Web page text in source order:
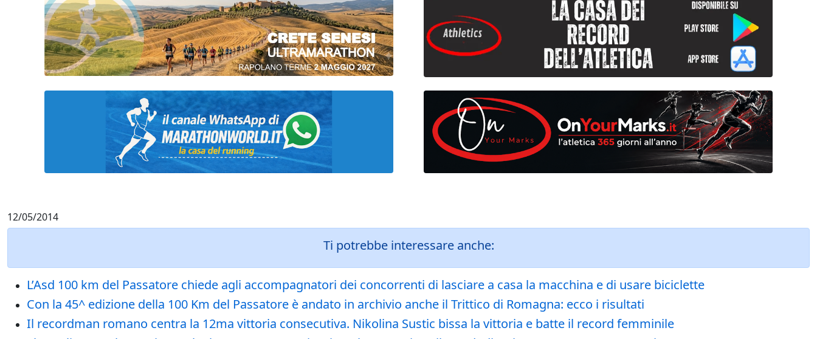
12/05/2014
Ti potrebbe interessare anche:
L’Asd 100 km del Passatore chiede agli accompagnatori dei concorrenti di lasciare a casa la macchina e di usare biciclette
Con la 45^ edizione della 100 Km del Passatore è andato in archivio anche il Trittico di Romagna: ecco i risultati
Il recordman romano centra la 12ma vittoria consecutiva. Nikolina Sustic bissa la vittoria e batte il record femminile